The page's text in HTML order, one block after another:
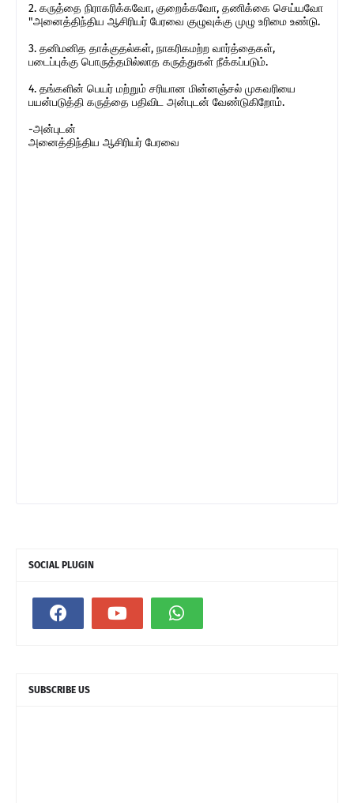
2. கருத்தை நிராகரிக்கவோ, குறைக்கவோ, தணிக்கை செய்யவோ
"அனைத்திந்திய ஆசிரியர் பேரவை குழுவுக்கு முழு உரிமை உண்டு.
3. தனிமனித தாக்குதல்கள், நாகரிகமற்ற வார்த்தைகள்,
படைப்புக்கு பொருத்தமில்லாத கருத்துகள் நீக்கப்படும்.
4. தங்களின் பெயர் மற்றும் சரியான மின்னஞ்சல் முகவரியை
பயன்படுத்தி கருத்தை பதிவிட அன்புடன் வேண்டுகிறோம்.
-அன்புடன்
அனைத்திந்திய ஆசிரியர் பேரவை
SOCIAL PLUGIN
SUBSCRIBE US